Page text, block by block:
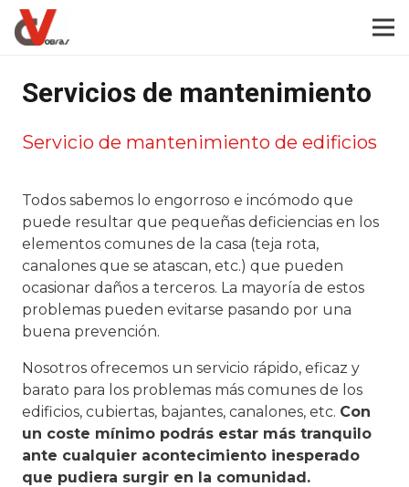
Servicios de mantenimiento
Servicio de mantenimiento de edificios
Todos sabemos lo engorroso e incómodo que
puede resultar que pequeñas deficiencias en los
elementos comunes de la casa (teja rota,
canalones que se atascan, etc.) que pueden
ocasionar daños a terceros. La mayoría de estos
problemas pueden evitarse pasando por una
buena prevención.
Nosotros ofrecemos un servicio rápido, eficaz y
barato para los problemas más comunes de los
edificios, cubiertas, bajantes, canalones, etc. Con
un coste mínimo podrás estar más tranquilo
ante cualquier acontecimiento inesperado
que pudiera surgir en la comunidad.